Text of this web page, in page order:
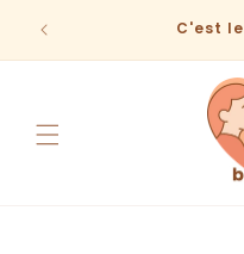
passer
contenu
C'est